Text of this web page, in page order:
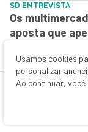
SD ENTREVISTA
Os
aposta que
isso
Usamos cookies
personalizar
Ao continuar,